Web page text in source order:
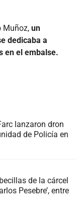
Muñoz, un
dedicaba a
en el embalse.
lanzaron dron
de Policía en
de la cárcel
Pesebre’, entre